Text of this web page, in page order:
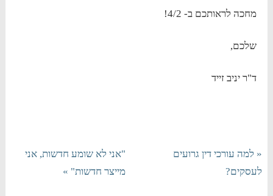
מחכה לראותכם ב- 4/2!
שלכם,
ד"ר יניב זייד
« למה עורכי דין גרועים
לעסקים?
"אני לא שומע חדשות, אני
מייצר חדשות" »